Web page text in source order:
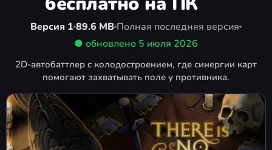
Версия 1 89.6 MB Полная последняя версия
● обновлено 5 июля 2026
2D-автобаттлер с колодостроением, где синергии карт
помогают захватывать поле у противника.